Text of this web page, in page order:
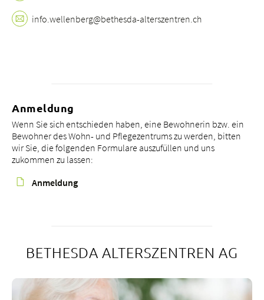
info.wellenberg@bethesda-alterszentren.ch
Anmeldung
Wenn Sie sich entschieden haben, eine Bewohnerin bzw. ein
Bewohner des Wohn- und Pflegezentrums zu werden, bitten
wir Sie, die folgenden Formulare auszufüllen und uns
zukommen zu lassen:
Anmeldung
BETHESDA ALTERSZENTREN AG